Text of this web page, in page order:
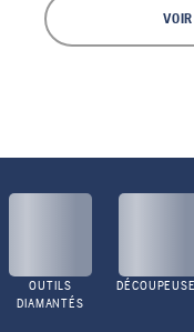
OUTILS
DIAMANTÉS